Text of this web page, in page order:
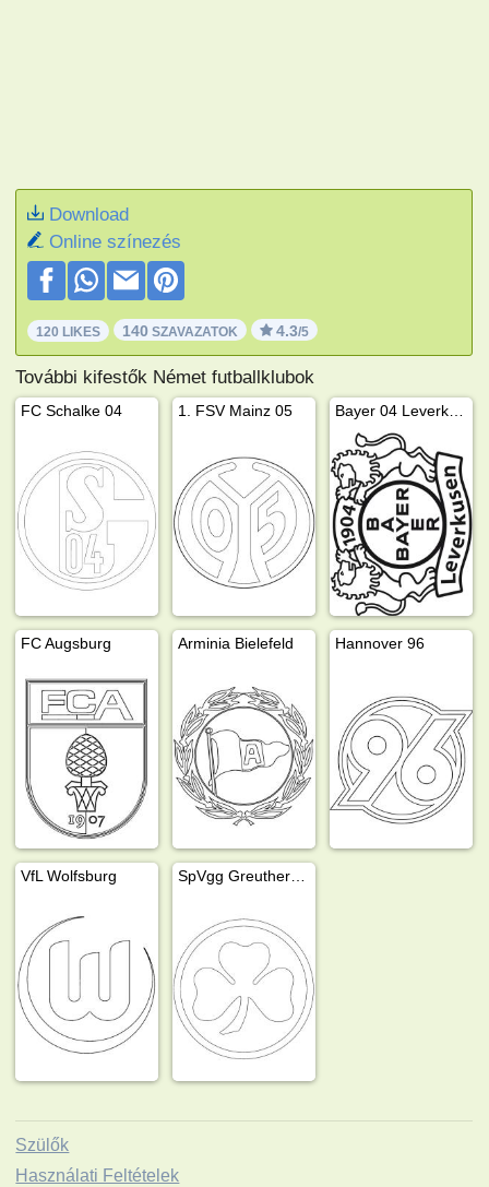
Download
Online színezés
120 LIKES 140 SZAVAZATOK 4.3/5
További kifestők Német futballklubok
FC Schalke 04 1. FSV Mainz 05
FC Augsburg Arminia Bielefeld Hannover 96
VfL Wolfsburg
Szülők
Használati Feltételek